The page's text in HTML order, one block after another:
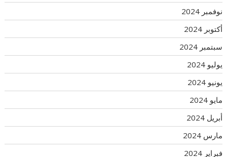
نوفمبر 2024
أكتوبر 2024
سبتمبر 2024
يوليو 2024
يونيو 2024
مايو 2024
أبريل 2024
مارس 2024
فبراير 2024